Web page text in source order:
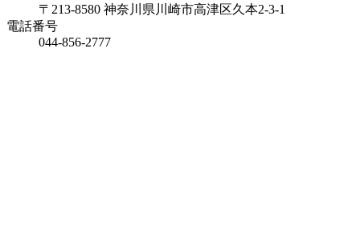
〒213-8580 神奈川県川崎市高津区久本2-3-1
電話番号
044-856-2777